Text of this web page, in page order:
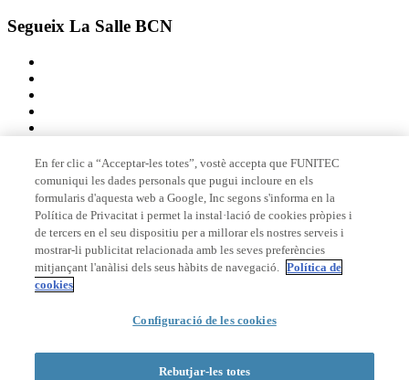
Segueix La Salle BCN
Membre de
Acreditacions
© 2026 La Salle Campus Barcelona - URL |Avís legal
En fer clic a “Acceptar-les totes”, vostè accepta que FUNITEC
comuniqui les dades personals que pugui incloure en els
formularis d'aquesta web a Google, Inc segons s'informa en la
Política de Privacitat i permet la instal·lació de cookies pròpies i
de tercers en el seu dispositiu per a millorar els nostres serveis i
mostrar-li publicitat relacionada amb les seves preferències
mitjançant l'anàlisi dels seus hàbits de navegació. Política de
cookies
Configuració de les cookies
Rebutjar-les totes